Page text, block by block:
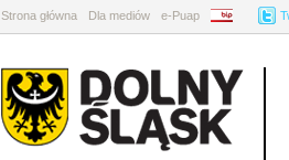
Strona główna Dla mediów e-Puap BIP